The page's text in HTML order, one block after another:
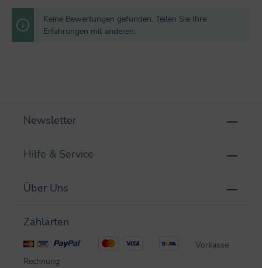
Keine Bewertungen gefunden. Teilen Sie Ihre
Erfahrungen mit anderen.
Newsletter
Hilfe & Service
Über Uns
Zahlarten
Vorkasse
Rechnung